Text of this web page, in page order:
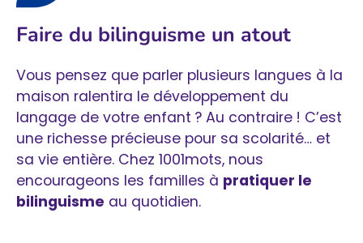
Faire du bilinguisme un atout
Vous pensez que parler plusieurs langues à la
maison ralentira le développement du
langage de votre enfant ? Au contraire ! C’est
une richesse précieuse pour sa scolarité… et
sa vie entière. Chez 1001mots, nous
encourageons les familles à pratiquer le
bilinguisme au quotidien.